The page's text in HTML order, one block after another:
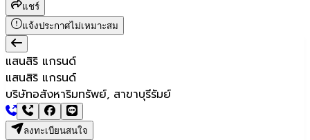
แชร์
แจ้งประกาศไม่เหมาะสม
แสนสิริ แกรนด์
แสนสิริ แกรนด์
บริษัทอสังหาริมทรัพย์, สาขาบุรีรัมย์
ลงทะเบียนสนใจ